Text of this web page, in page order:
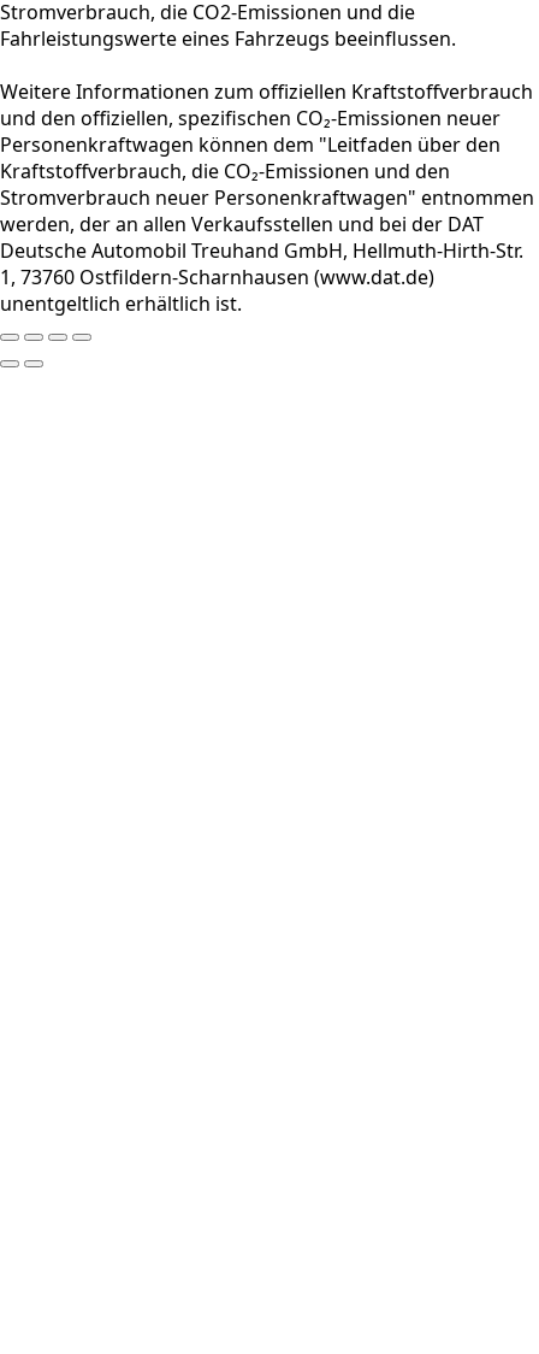
Stromverbrauch, die CO2-Emissionen und die
Fahrleistungswerte eines Fahrzeugs beeinflussen.
Weitere Informationen zum offiziellen Kraftstoffverbrauch
und den offiziellen, spezifischen CO₂-Emissionen neuer
Personenkraftwagen können dem "Leitfaden über den
Kraftstoffverbrauch, die CO₂-Emissionen und den
Stromverbrauch neuer Personenkraftwagen" entnommen
werden, der an allen Verkaufsstellen und bei der DAT
Deutsche Automobil Treuhand GmbH, Hellmuth-Hirth-Str.
1, 73760 Ostfildern-Scharnhausen (www.dat.de)
unentgeltlich erhältlich ist.